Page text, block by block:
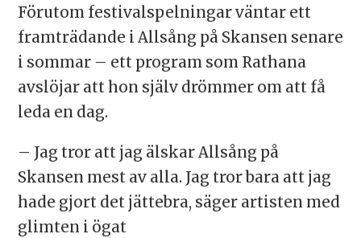
Förutom festivalspelningar väntar ett
framträdande i Allsång på Skansen senare
i sommar – ett program som Rathana
avslöjar att hon själv drömmer om att få
leda en dag.
– Jag tror att jag älskar Allsång på
Skansen mest av alla. Jag tror bara att jag
hade gjort det jättebra, säger artisten med
glimten i ögat